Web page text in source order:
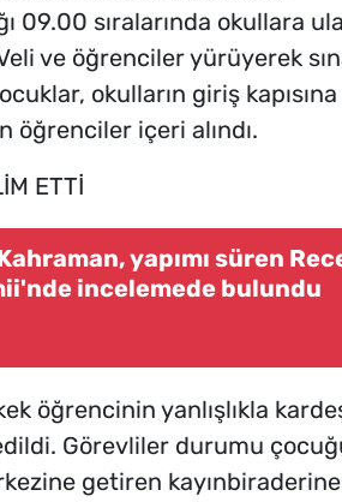
09.00 sıralarında okullara
ve öğrenciler yürüyerek
okulların giriş kapısına
öğrenciler içeri alındı.
ETTİ
yapımı süren
incelemede bulundu
öğrencinin yanlışlıkla
Görevliler durumu
getiren kayınbiraderine